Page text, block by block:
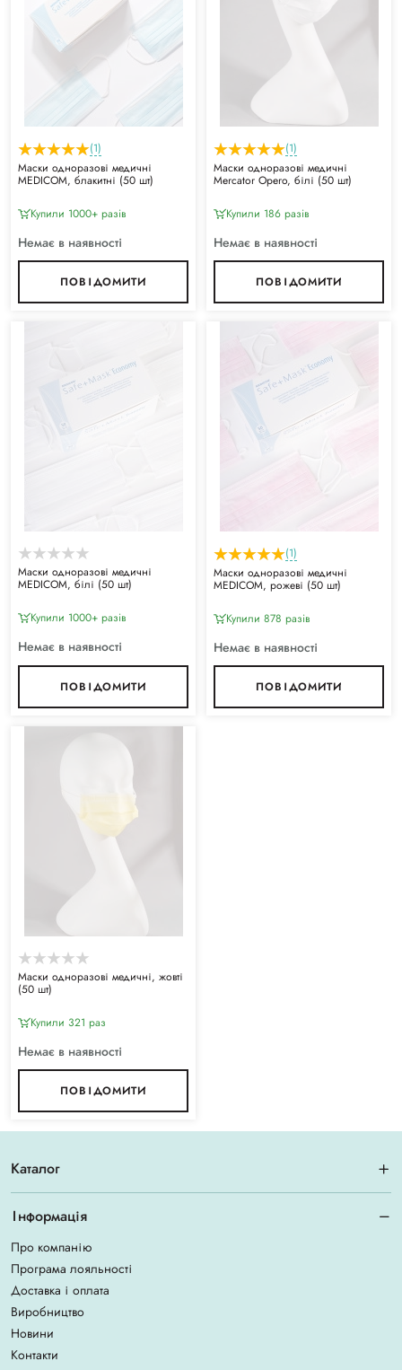
(1)
Маски одноразові медичні
MEDICOM, блакитні (50 шт)
Купили 1000+ разiв
Немає в наявності
ПОВІДОМИТИ
(1)
Маски одноразові медичні
Mercator Opero, білі (50 шт)
Купили 186 разiв
Немає в наявності
ПОВІДОМИТИ
Маски одноразові медичні
MEDICOM, білі (50 шт)
Купили 1000+ разiв
Немає в наявності
ПОВІДОМИТИ
(1)
Маски одноразові медичні
MEDICOM, рожеві (50 шт)
Купили 878 разiв
Немає в наявності
ПОВІДОМИТИ
Маски одноразові медичні, жовті
(50 шт)
Купили 321 раз
Немає в наявності
ПОВІДОМИТИ
Каталог
Інформація
Про компанію
Програма лояльності
Доставка і оплата
Виробництво
Новини
Контакти